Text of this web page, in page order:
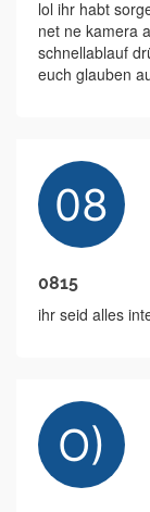
lol ihr habt
net ne kamera
schnellablauf
euch glauben
0815
ihr seid alles